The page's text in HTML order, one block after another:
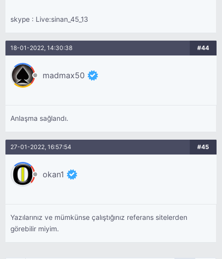
skype : Live:sinan_45_13
18-01-2022, 14:30:38 #44
madmax50
Anlaşma sağlandı.
27-01-2022, 16:57:54 #45
okan1
Yazılarınız ve mümkünse çalıştığınız referans sitelerden
görebilir miyim.